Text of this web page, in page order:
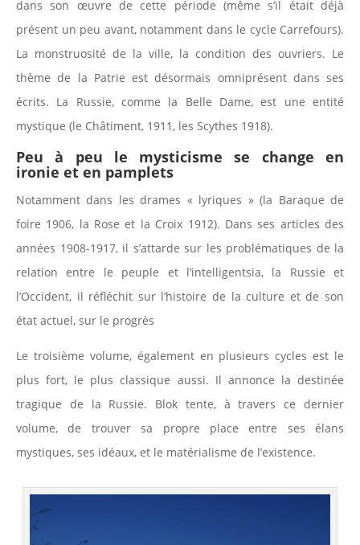
dans son œuvre de cette période (même s’il était déjà
présent un peu avant, notamment dans le cycle Carrefours).
La monstruosité de la ville, la condition des ouvriers. Le
thème de la Patrie est désormais omniprésent dans ses
écrits. La Russie, comme la Belle Dame, est une entité
mystique (le Châtiment, 1911, les Scythes 1918).
Peu à peu le mysticisme se change en
ironie et en pamplets
Notamment dans les drames « lyriques » (la Baraque de
foire 1906, la Rose et la Croix 1912). Dans ses articles des
années 1908-1917, il s’attarde sur les problématiques de la
relation entre le peuple et l’intelligentsia, la Russie et
l’Occident, il réfléchit sur l’histoire de la culture et de son
état actuel, sur le progrès
Le troisième volume, également en plusieurs cycles est le
plus fort, le plus classique aussi. Il annonce la destinée
tragique de la Russie. Blok tente, à travers ce dernier
volume, de trouver sa propre place entre ses élans
mystiques, ses idéaux, et le matérialisme de l’existence.